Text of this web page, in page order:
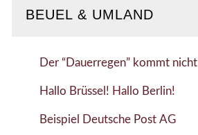
BEUEL & UMLAND
Der “Dauerregen” kommt nicht
Hallo Brüssel! Hallo Berlin!
Beispiel Deutsche Post AG